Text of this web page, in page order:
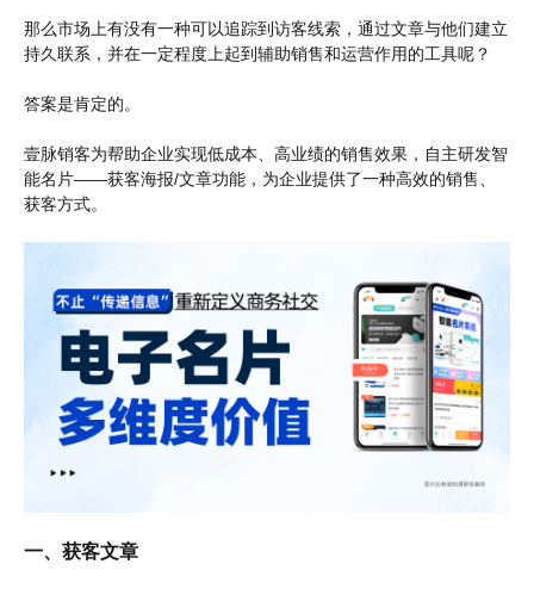
那么市场上有没有一种可以追踪到访客线索，通过文章与他们建立
持久联系，并在一定程度上起到辅助销售和运营作用的工具呢？
答案是肯定的。
壹脉销客为帮助企业实现低成本、高业绩的销售效果，自主研发智
能名片——获客海报/文章功能，为企业提供了一种高效的销售、
获客方式。
一、获客文章